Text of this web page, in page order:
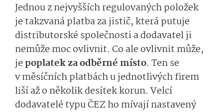
Jednou z nejvyšších regulovaných položek
je takzvaná platba za jistič, která putuje
distributorské společnosti a dodavatel ji
nemůže moc ovlivnit. Co ale ovlivnit může,
jepoplatek za odběrné místo. Ten se
v měsíčních platbách u jednotlivých firem
liší až o několik desítek korun. Velcí
dodavatelé typu ČEZ ho mívají nastavený